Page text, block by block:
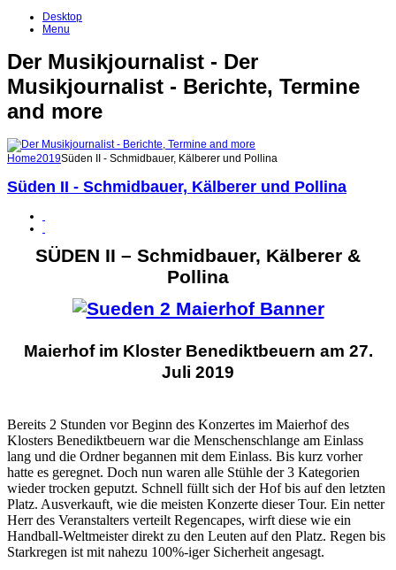
Desktop
Menu
Der Musikjournalist - Der
Musikjournalist - Berichte, Termine
and more
Home2019Süden II - Schmidbauer, Kälberer und Pollina
Süden II - Schmidbauer, Kälberer und Pollina
SÜDEN II – Schmidbauer, Kälberer &
Pollina
Maierhof im Kloster Benediktbeuern am 27.
Juli 2019
Bereits 2 Stunden vor Beginn des Konzertes im Maierhof des
Klosters Benediktbeuern war die Menschenschlange am Einlass
lang und die Ordner begannen mit dem Einlass. Bis kurz vorher
hatte es geregnet. Doch nun waren alle Stühle der 3 Kategorien
wieder trocken geputzt. Schnell füllt sich der Hof bis auf den letzten
Platz. Ausverkauft, wie die meisten Konzerte dieser Tour. Ein netter
Herr des Veranstalters verteilt Regencapes, wirft diese wie ein
Handball-Weltmeister direkt zu den Leuten auf den Platz. Regen bis
Starkregen ist mit nahezu 100%-iger Sicherheit angesagt.